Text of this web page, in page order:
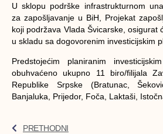
U sklopu podrške infrastrukturnom
za zapošljavanje u BiH, Projekat
koji podržava Vlada Švicarske, osigurat
u skladu sa dogovorenim investicijskim
Predstojećim planiranim
obuhvaćeno ukupno 11 biro/filijala
Republike Srpske (Bratunac,
Banjaluka, Prijedor, Foča, Laktaši,
PRETHODNI